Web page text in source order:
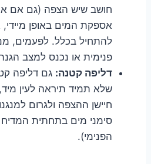
חושב שיש הצפה (גם אם
אספקת המים באופן
להתחיל בכלל. לפעמים,
פנימית או נכנס למצב
דליפה קטנה: גם דליפה
שלא תמיד תיראה לעין
חיישן ההצפה ולגרום
סימני מים בתחתית
הפנימי).